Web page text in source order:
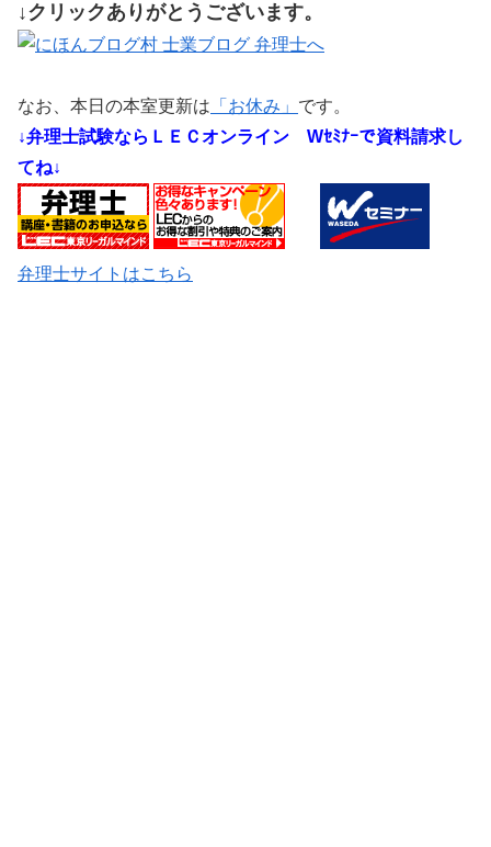
↓クリックありがとうございます。
なお、本日の本室更新は 「お休み」 です。
↓弁理士試験ならＬＥＣオンライン
Wｾﾐﾅｰで資料請求し
てね↓
弁理士サイトはこちら